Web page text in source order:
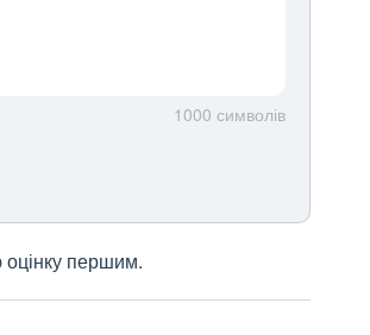
1000 символів
оцінку першим.